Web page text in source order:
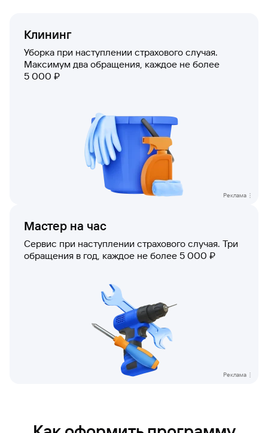
Клининг
Уборка при наступлении страхового случая.
Максимум два обращения, каждое не более
5 000 ₽
Реклама
Мастер на час
Сервис при наступлении страхового случая. Три
обращения в год, каждое не более 5 000 ₽
Реклама